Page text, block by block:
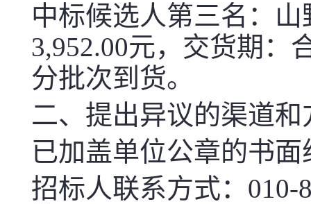
中标候选人第三名：山
3,952.00元，交货期：
分批次到货。
二、提出异议的渠道和
已加盖单位公章的书
招标人联系方式： 010-